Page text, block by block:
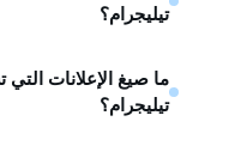
تيليجرام؟
تيليجرام؟